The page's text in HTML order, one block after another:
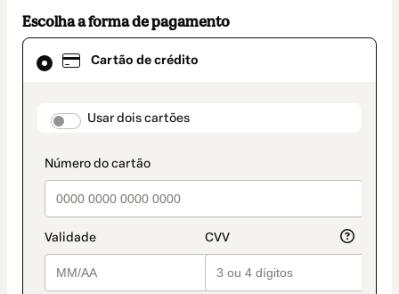
Escolha a forma de pagamento
Cartão de crédito
payment_data.section_title_v2
Usar dois cartões
Cartão
de
como
método
pagamento